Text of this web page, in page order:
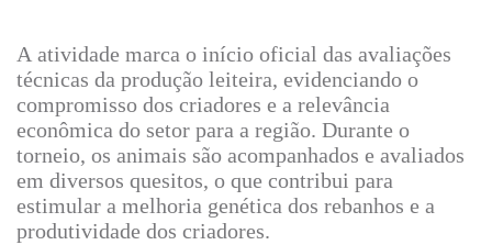
A atividade marca o início oficial das avaliações
técnicas da produção leiteira, evidenciando o
compromisso dos criadores e a relevância
econômica do setor para a região. Durante o
torneio, os animais são acompanhados e avaliados
em diversos quesitos, o que contribui para
estimular a melhoria genética dos rebanhos e a
produtividade dos criadores.